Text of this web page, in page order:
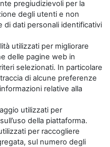
pregiudizievoli per la
degli utenti e non
di dati personali identificativi
utilizzati per migliorare
delle pagine web in
selezionati. In particolare
di alcune preferenze
relative alla
utilizzati per
della piattaforma.
per raccogliere
sul numero degli